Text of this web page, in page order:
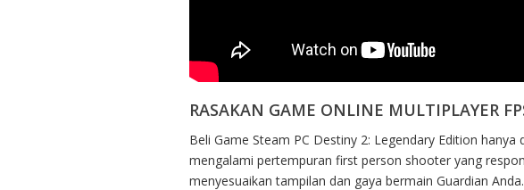
RASAKAN GAME ONLINE MULTIPLAYER
Beli Game Steam PC Destiny 2: Legendary Edition
mengalami pertempuran first person shooter yang
menyesuaikan tampilan dan gaya bermain Guardian